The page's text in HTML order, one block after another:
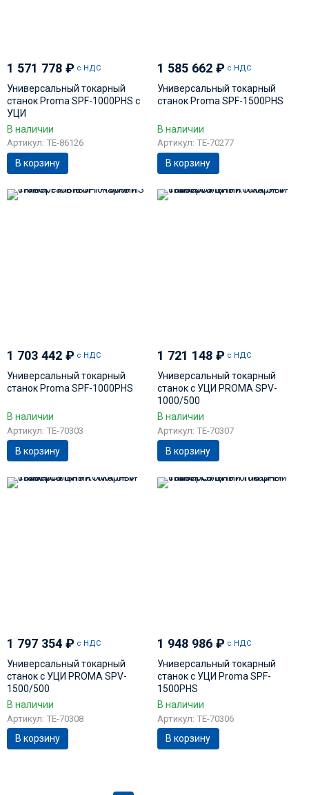
1 571 778 ₽ с НДС
Универсальный токарный
станок Proma SPF-1000PHS с
УЦИ
В наличии
Артикул: TE-86126
В корзину
1 585 662₽ с НДС
Универсальный токарный
станок Proma SPF-1500PHS
В наличии
Артикул: TE-70277
В корзину
1 703 442 ₽ с НДС
Универсальный токарный
станок Proma SPF-1000PHS
В наличии
Артикул: TE-70303
В корзину
1 721 148₽ с НДС
Универсальный токарный
станок с УЦИ PROMA SPV-
1000/500
В наличии
Артикул: TE-70307
В корзину
1 797 354 ₽ с НДС
Универсальный токарный
станок с УЦИ PROMA SPV-
1500/500
В наличии
Артикул: TE-70308
В корзину
1 948 986₽ с НДС
Универсальный токарный
станок с УЦИ Proma SPF-
1500PHS
В наличии
Артикул: TE-70306
В корзину